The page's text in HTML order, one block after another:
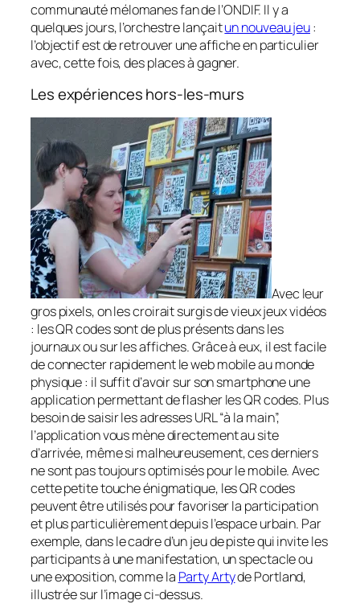
communauté mélomanes fan de l’ONDIF. Il y a
quelques jours, l’orchestre lançaitun nouveau jeu:
l’objectif est de retrouver une affiche en particulier
avec, cette fois, des places à gagner.
Les expériences hors-les-murs
Avec leur
gros pixels, on les croirait surgis de vieux jeux vidéos
: les QR codes sont de plus présents dans les
journaux ou sur les affiches. Grâce à eux, il est facile
de connecter rapidement le web mobile au monde
physique : il suffit d’avoir sur son smartphone une
application permettant de flasher les QR codes. Plus
besoin de saisir les adresses URL “à la main”,
l’application vous mène directement au site
d’arrivée, même si malheureusement, ces derniers
ne sont pas toujours optimisés pour le mobile. Avec
cette petite touche énigmatique, les QR codes
peuvent être utilisés pour favoriser la participation
et plus particulièrement depuis l’espace urbain. Par
exemple, dans le cadre d’un jeu de piste qui invite les
participants à une manifestation, un spectacle ou
une exposition, comme la Party Artyde Portland,
illustrée sur l’image ci-dessus.